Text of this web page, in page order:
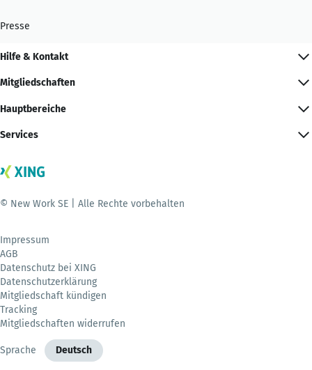
Presse
Hilfe & Kontakt
Mitgliedschaften
Hauptbereiche
Services
© New Work SE | Alle Rechte vorbehalten
Impressum
AGB
Datenschutz bei XING
Datenschutzerklärung
Mitgliedschaft kündigen
Tracking
Mitgliedschaften widerrufen
Sprache Deutsch